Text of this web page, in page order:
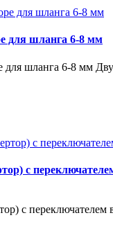
для шланга 6-8 мм
для шланга 6-8 мм
с
с переключателем